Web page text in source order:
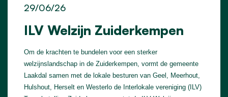
ILV Welzijn Zuiderkempen
29/06/26
Om de krachten te bundelen voor een sterker
welzijnslandschap in de Zuiderkempen, vormt de gemeente
Laakdal samen met de lokale besturen van Geel, Meerhout,
Hulshout, Herselt en Westerlo de Interlokale vereniging (ILV)